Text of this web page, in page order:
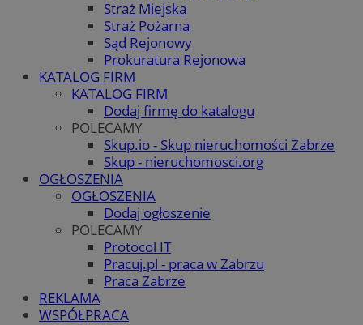
Straż Miejska
Straż Pożarna
Sąd Rejonowy
Prokuratura Rejonowa
KATALOG FIRM
KATALOG FIRM
Dodaj firmę do katalogu
POLECAMY
Skup.io - Skup nieruchomości Zabrze
Skup - nieruchomosci.org
OGŁOSZENIA
OGŁOSZENIA
Dodaj ogłoszenie
POLECAMY
Protocol IT
Pracuj.pl - praca w Zabrzu
Praca Zabrze
REKLAMA
WSPÓŁPRACA